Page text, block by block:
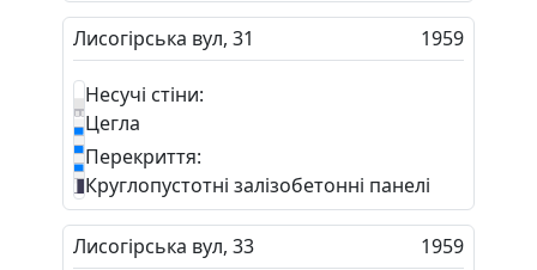
Лисогірська вул, 31 1959
Несучі стіни:
Цегла
Перекриття:
Круглопустотні залізобетонні панелі
Лисогірська вул, 33 1959